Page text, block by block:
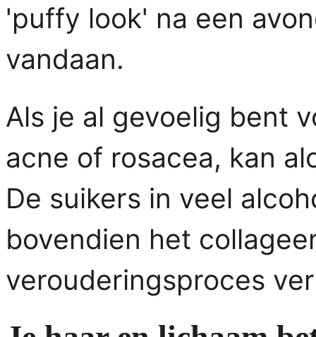
'puffy look' na een
vandaan.
Als je al gevoelig bent
acne of rosacea, kan
De suikers in veel
bovendien het
verouderingsproces